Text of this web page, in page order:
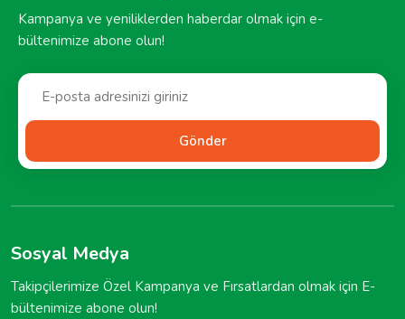
Kampanya ve yeniliklerden haberdar olmak için e-
bültenimize abone olun!
Gönder
Sosyal Medya
Takipçilerimize Özel Kampanya ve Fırsatlardan olmak için E-
bültenimize abone olun!